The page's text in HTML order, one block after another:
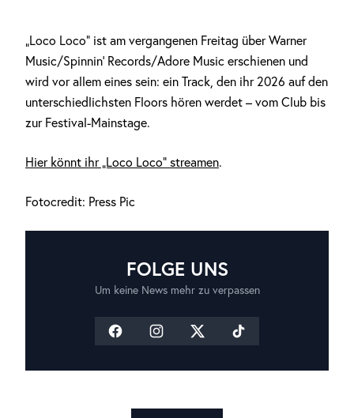
„Loco Loco“ ist am vergangenen Freitag über Warner
Music/Spinnin’ Records/Adore Music erschienen und
wird vor allem eines sein: ein Track, den ihr 2026 auf den
unterschiedlichsten Floors hören werdet – vom Club bis
zur Festival-Mainstage.
Hier könnt ihr „Loco Loco“ streamen.
Fotocredit: Press Pic
FOLGE UNS
Um keine News mehr zu verpassen